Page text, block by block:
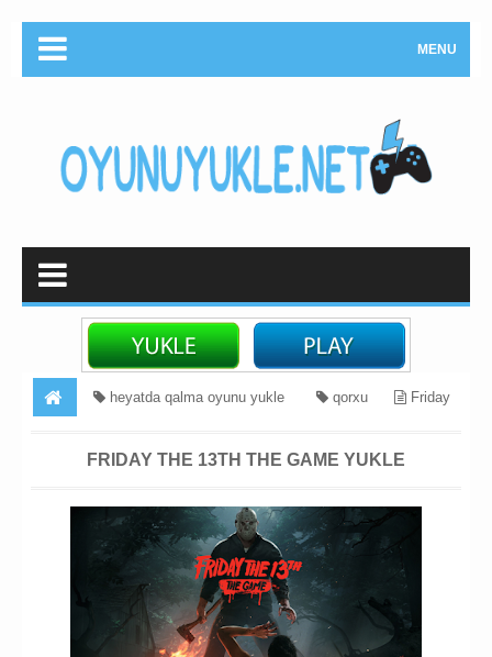
MENU
heyatda qalma oyunu yukle qorxu Friday
FRIDAY THE 13TH THE GAME YUKLE